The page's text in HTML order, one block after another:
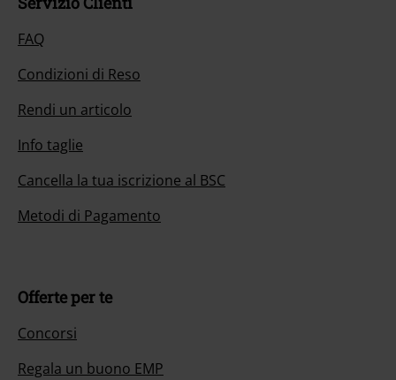
FAQ
Condizioni di Reso
Rendi un articolo
Info taglie
Cancella la tua iscrizione al BSC
Metodi di Pagamento
Offerte per te
Concorsi
Regala un buono EMP